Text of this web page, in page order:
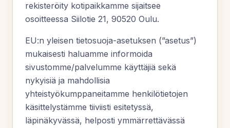
rekisteröity kotipaikkamme sijaitsee
osoitteessa Siilotie 21, 90520 Oulu.
EU:n yleisen tietosuoja-asetuksen (”asetus”)
mukaisesti haluamme informoida
sivustomme/palvelumme käyttäjiä sekä
nykyisiä ja mahdollisia
yhteistyökumppaneitamme henkilötietojen
käsittelystämme tiiviisti esitetyssä,
läpinäkyvässä, helposti ymmärrettävässä